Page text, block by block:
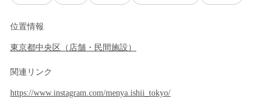
位置情報
東京都中央区 （ 店舗・民間施設 ）
関連リンク
https://www.instagram.com/menya.ishii_tokyo/